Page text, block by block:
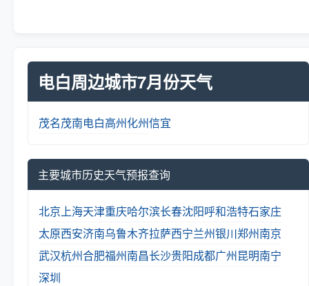
电白周边城市7月份天气
茂名茂南电白高州化州信宜
主要城市历史天气预报查询
北京 上海天津重庆哈尔滨长春沈阳呼和浩特石家庄
太原西安济南乌鲁木齐拉萨西宁兰州银川郑州南京
武汉杭州合肥福州南昌长沙贵阳成都广州昆明南宁
深圳